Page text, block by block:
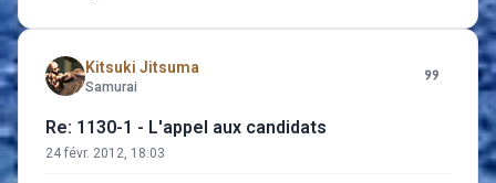
Kitsuki Jitsuma
Samurai
Re: 1130-1 - L'appel aux candidats
24 févr. 2012, 18:03